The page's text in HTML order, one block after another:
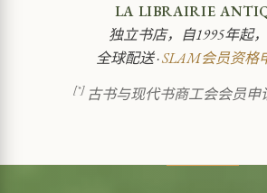
LA LIBRAIRIE
独立书店，自1995年起
全球配送 ·SLAM会员资格
[*]古书与现代书商工会会员申